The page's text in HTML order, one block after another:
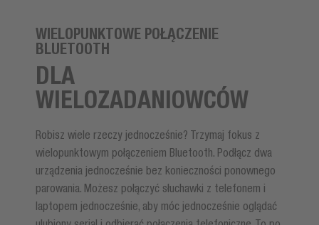
WIELOPUNKTOWE POŁĄCZENIE
BLUETOOTH
DLA
WIELOZADANIOWCÓW
Robisz wiele rzeczy jednocześnie? Trzymaj fokus z
wielopunktowym połączeniem Bluetooth. Podłącz dwa
urządzenia jednocześnie bez konieczności ponownego
parowania. Możesz połączyć słuchawki z telefonem i
laptopem jednocześnie, aby móc jednocześnie oglądać